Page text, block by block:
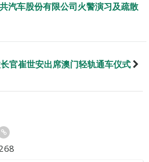
汽车股份有限公司火警演习及疏散
官崔世安出席澳门轻轨通车仪式